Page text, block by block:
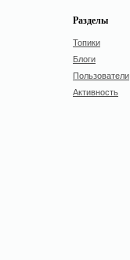
Разделы
Топики
Блоги
Пользователи
Активность